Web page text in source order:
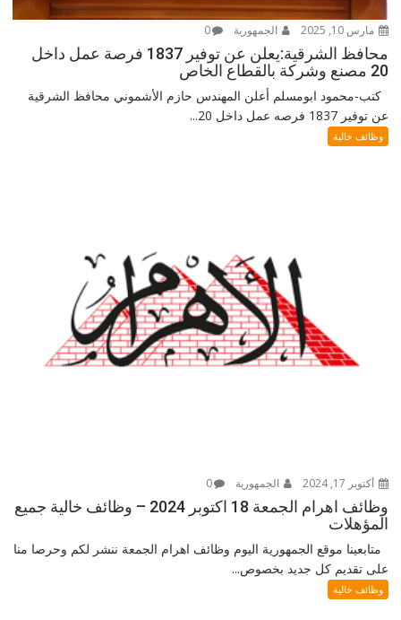
مارس 10, 2025 الجمهورية 0
محافظ الشرقية:يعلن عن توفير 1837 فرصة عمل داخل
20 مصنع وشركة بالقطاع الخاص
كتب-محمود ابومسلم أعلن المهندس حازم الأشموني محافظ الشرقية
عن توفير 1837 فرصه عمل داخل 20...
وظائف خالية
أكتوبر 17, 2024 الجمهورية 0
وظائف اهرام الجمعة 18 اكتوبر 2024 – وظائف خالية جميع
المؤهلات
متابعينا موقع الجمهورية اليوم وظائف اهرام الجمعة ننشر لكم وحرصا منا
على تقديم كل جديد بخصوص...
وظائف خالية